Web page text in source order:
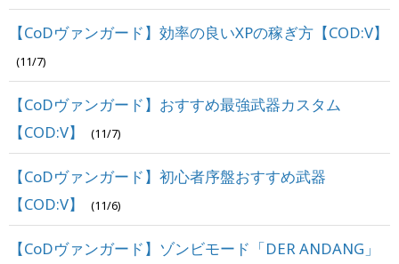
【CoDヴァンガード】効率の良いXPの稼ぎ方【COD:V】
(11/7)
【CoDヴァンガード】おすすめ最強武器カスタム
【COD:V】
(11/7)
【CoDヴァンガード】初心者序盤おすすめ武器
【COD:V】
(11/6)
【CoDヴァンガード】ゾンビモード「DER ANDANG」